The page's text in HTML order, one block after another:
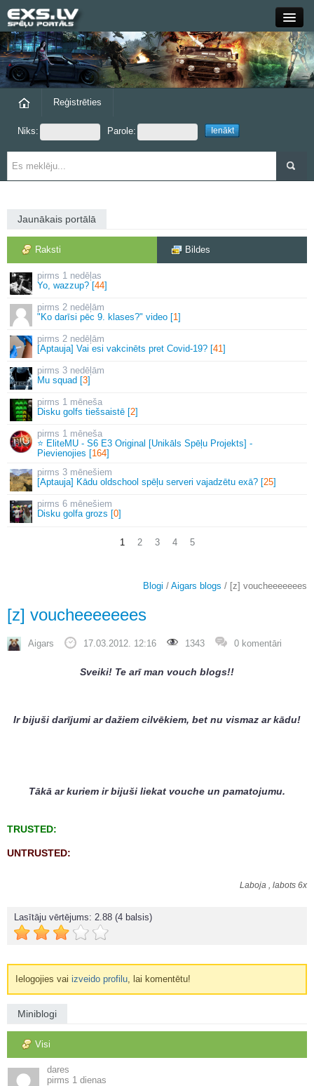
Close
Forums
Grupas
Reģistrēties
Niks: Parole:
Jaunākais portālā
Raksti Bildes
1 nedēļas
Yo, wazzup? [44]
2 nedēļām
"Ko darīsi pēc 9. klases?" video [1]
2 nedēļām
[Aptauja] Vai esi vakcinēts pret Covid-19? [41]
3 nedēļām
Mu squad [3]
1 mēneša
Disku golfs tiešsaistē [2]
1 mēneša
⭐ EliteMU - S6 E3 Original [Unikāls Spēļu Projekts] -
Pievienojies [164]
3 mēnešiem
[Aptauja] Kādu oldschool spēļu serveri vajadzētu exā? [25]
6 mēnešiem
Disku golfa grozs [0]
1 2 3 4 5
Blogi / Aigars blogs / [z] voucheeeeeees
[z] voucheeeeeees
Aigars 17.03.2012. 12:16 1343 0 komentāri
Sveiki! Te arī man vouch blogs!!
Ir bijuši darījumi ar dažiem cilvēkiem, bet nu vismaz ar kādu!
Tākā ar kuriem ir bijuši liekat vouche un pamatojumu.
TRUSTED:
UNTRUSTED:
Laboja , labots 6x
Lasītāju vērtējums: 2.88 (4 balsis)
Ielogojies vaiizveido profilu, lai komentētu!
Miniblogi
Visi
dares
1 dienas